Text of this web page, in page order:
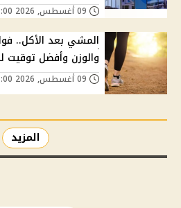
المشي بعد الأكل..
والوزن وأفضل توقيت
المزيد